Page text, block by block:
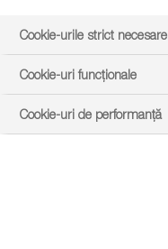
Cookie-urile strict necesare
Cookie-uri funcționale
Cookie-uri de performanță